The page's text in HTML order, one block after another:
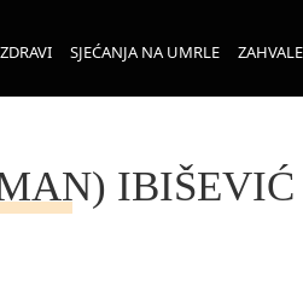
SJEĆANJA NA UMRLE
IBIŠEVIĆ